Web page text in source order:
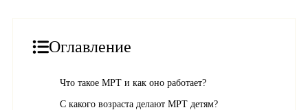
Оглавление
Что такое МРТ и как оно работает?
С какого возраста делают МРТ детям?